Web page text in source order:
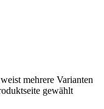
mehrere Varianten
gewählt